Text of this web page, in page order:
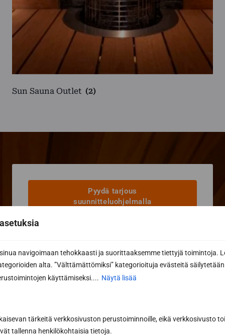
navigoimaan tehokkaasti ja suorittaaksemme tiettyjä toimintoja.
alta. ”Välttämättömiksi” kategorioituja evästeitä säilytetään
käyttämiseksi.... Näytä lisää
tärkeitä verkkosivuston perustoiminnoille, eikä verkkosivusto
tallenna henkilökohtaisia tietoja.
Sun Sauna Outlet (2)
Pyydä tarjous
suunnitteluohjelmalla
Me odotamme, että saamme kuulla teidän
(myös tarjouspyynnöt) tai käyttää alla olevaa
lomaketta. Katso kaikki